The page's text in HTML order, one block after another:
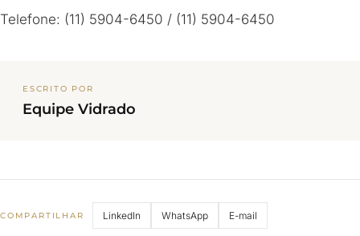
Telefone: (11) 5904-6450 / (11) 5904-6450
ESCRITO POR
Equipe Vidrado
COMPARTILHAR LinkedIn WhatsApp E-mail